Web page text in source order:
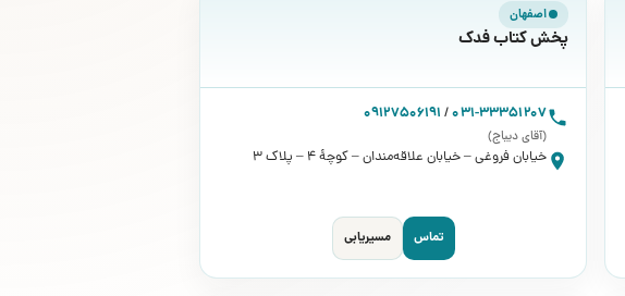
اصفهان
پخش کتاب فدک
031-33351207
/
09127506191
(آقای دیباج)
خیابان فروغی – خیابان علاقه‌مندان – کوچۀ 4 – پلاک 3
تماس مسیریابی